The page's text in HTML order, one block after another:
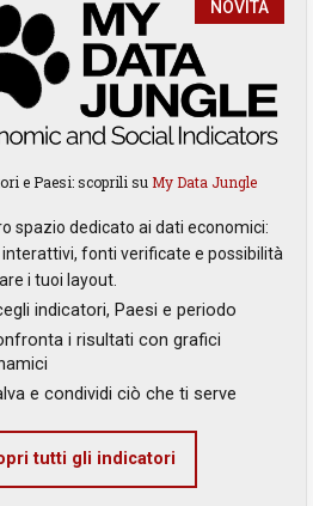
NOVITÀ
e Paesi: scoprili su My Data Jungle
spazio dedicato ai dati economici:
fonti verificate e possibilità
i tuoi layout.
indicatori, Paesi e periodo
i risultati con grafici
e condividi ciò che ti serve
tutti gli indicatori